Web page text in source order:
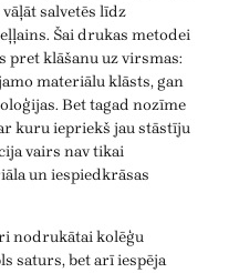
salvetēs līdz
Šai drukas metodei
pret klāšanu uz virsmas:
materiālu klāsts, gan
Bet tagad nozīme
kuru iepriekš jau stāstīju
vairs nav tikai
un iespiedkrāsas
nodrukātai kolēģu
saturs, bet arī iespēja